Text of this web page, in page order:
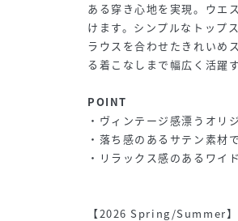
ある穿き心地を実現。ウエ
けます。シンプルなトップ
ラウスを合わせたきれいめ
る着こなしまで幅広く活躍
POINT
・ヴィンテージ感漂うオリ
・落ち感のあるサテン素材
・リラックス感のあるワイ
【2026 Spring/Summer】